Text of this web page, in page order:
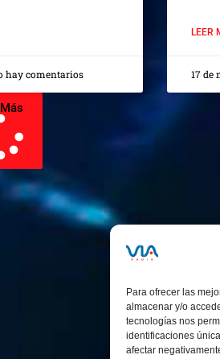
Para ofrecer las
almacenar y/o
tecnologías nos
identificaciones
afectar
hay comentarios
LEER
17 de